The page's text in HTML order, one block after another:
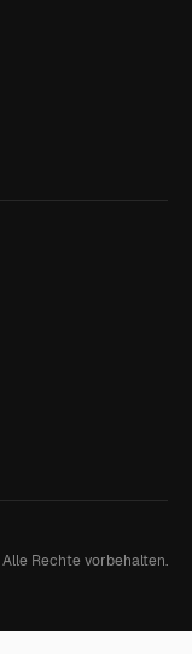
Alle Rechte vorbehalten.